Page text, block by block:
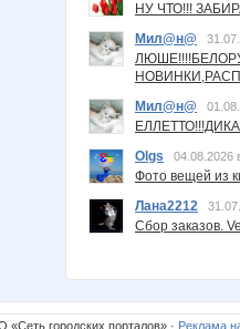
НУ ЧТО!!!
Мил@н@
Мил@н@
Olgs
04.08.2026
Фото вещей из
Лана2212
Сбор заказов.
городских порталов» · Реклама